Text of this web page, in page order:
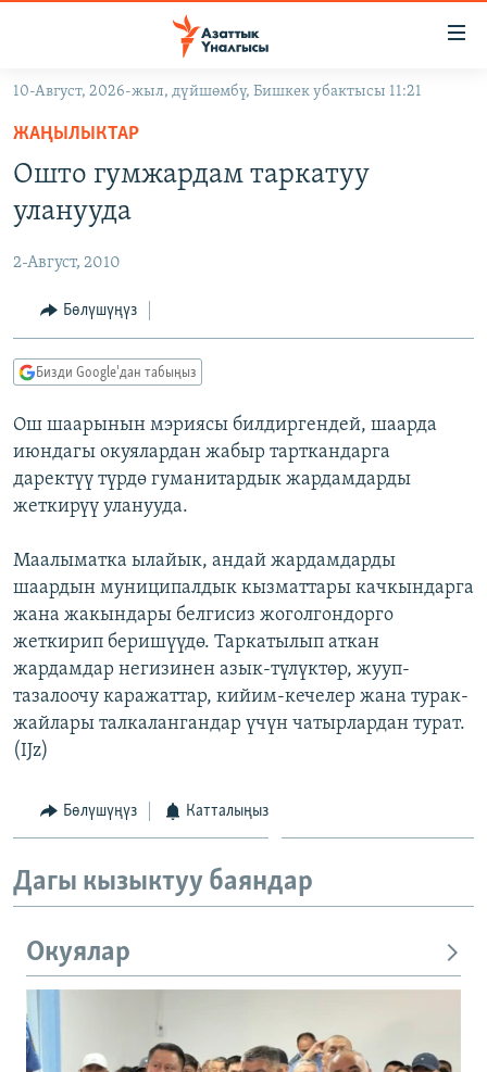
Навигацияга
өтүңүз
Издөөгө
салыңызКЫРГЫЗСТАН
ЭКОНОМИКА
МАДАНИЯТ
БОРБОР АЗИЯ
УКРАИНА
АТАЙЫН ИЛИКТӨӨ
ТВ ПРОГРАММАЛАР
ЭКСПЕРТТЕР ТАЛДАЙТ
БИЗ ЖАНА ДҮЙНӨ
ЭЖЕ-СИҢДИЛЕР
ЫҢГАЙСЫЗ СУРООЛОР
ӨЗГӨЧӨ ПИКИР
Русский
ОНЛАЙН ШЕРИНЕ
ЭЕ/АРнун бардык сайттары
10-Август, 2026-жыл, дүйшөмбү, Бишкек убактысы 11:21
ЖАҢЫЛЫКТАР
Ошто гумжардам таркатуу
уланууда
2-Август, 2010
Бөлүшүңүз
Бизди Google'дан табыңыз
Ош шаарынын мэриясы билдиргендей, шаарда
июндагы окуялардан жабыр тарткандарга
даректүү түрдө гуманитардык жардамдарды
жеткирүү уланууда.
Маалыматка ылайык, андай жардамдарды
шаардын муниципалдык кызматтары качкындарга
жана жакындары белгисиз жоголгондорго
жеткирип беришүүдө. Таркатылып аткан
жардамдар негизинен азык-түлүктөр, жууп-
тазалоочу каражаттар, кийим-кечелер жана турак-
жайлары талкалангандар үчүн чатырлардан турат.
(IJz)
Бөлүшүңүз Катталыңыз
Дагы кызыктуу баяндар
Окуялар